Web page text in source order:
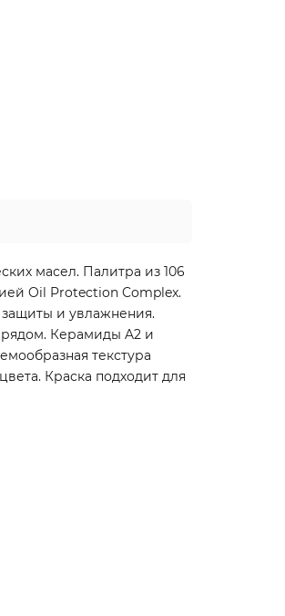
масел. Палитра из 106
Oil Protection Complex.
и увлажнения.
Керамиды A2 и
текстура
Краска подходит для
минут.